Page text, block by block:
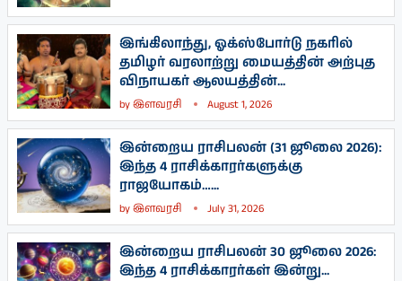
இங்கிலாந்து, ஓக்ஸ்போர்டு நகரில்
தமிழர் வரலாற்று மையத்தின் அற்புத
விநாயகர் ஆலயத்தின்...
byஇளவரசி August 1, 2026
இன்றைய ராசிபலன் (31 ஜூலை 2026):
இந்த 4 ராசிக்காரர்களுக்கு
ராஜயோகம்…...
byஇளவரசி July 31, 2026
இன்றைய ராசிபலன் 30 ஜூலை 2026:
இந்த 4 ராசிக்காரர்கள் இன்று...